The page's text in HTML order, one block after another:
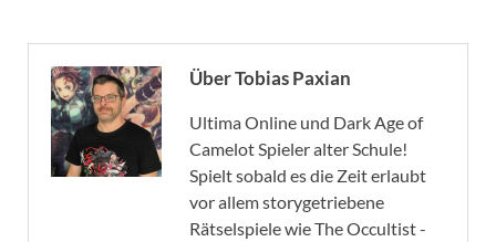
Über Tobias Paxian
Ultima Online und Dark Age of
Camelot Spieler alter Schule!
Spielt sobald es die Zeit erlaubt
vor allem storygetriebene
Rätselspiele wie The Occultist -